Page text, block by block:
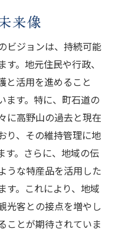
来像
ビジョンは、持続可能
。地元住民や行政、
と活用を進めること
ます。特に、町石道の
に高野山の過去と現在
り、その維持管理に地
す。さらに、地域の伝
うな特産品を活用した
す。これにより、地域
光客との接点を増やし
ことが期待されていま